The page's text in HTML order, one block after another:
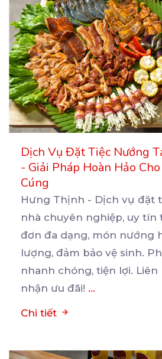
Dịch Vụ Đặt Tiệc Nướng
- Giải Pháp Hoàn Hảo
Cúng
Hưng Thịnh - Dịch vụ đặt
nhà chuyên nghiệp, uy tín
đơn đa dạng, món nướng
lượng, đảm bảo vệ sinh.
nhanh chóng, tiện lợi. Liên
nhận ưu đãi! ...
Chi tiết